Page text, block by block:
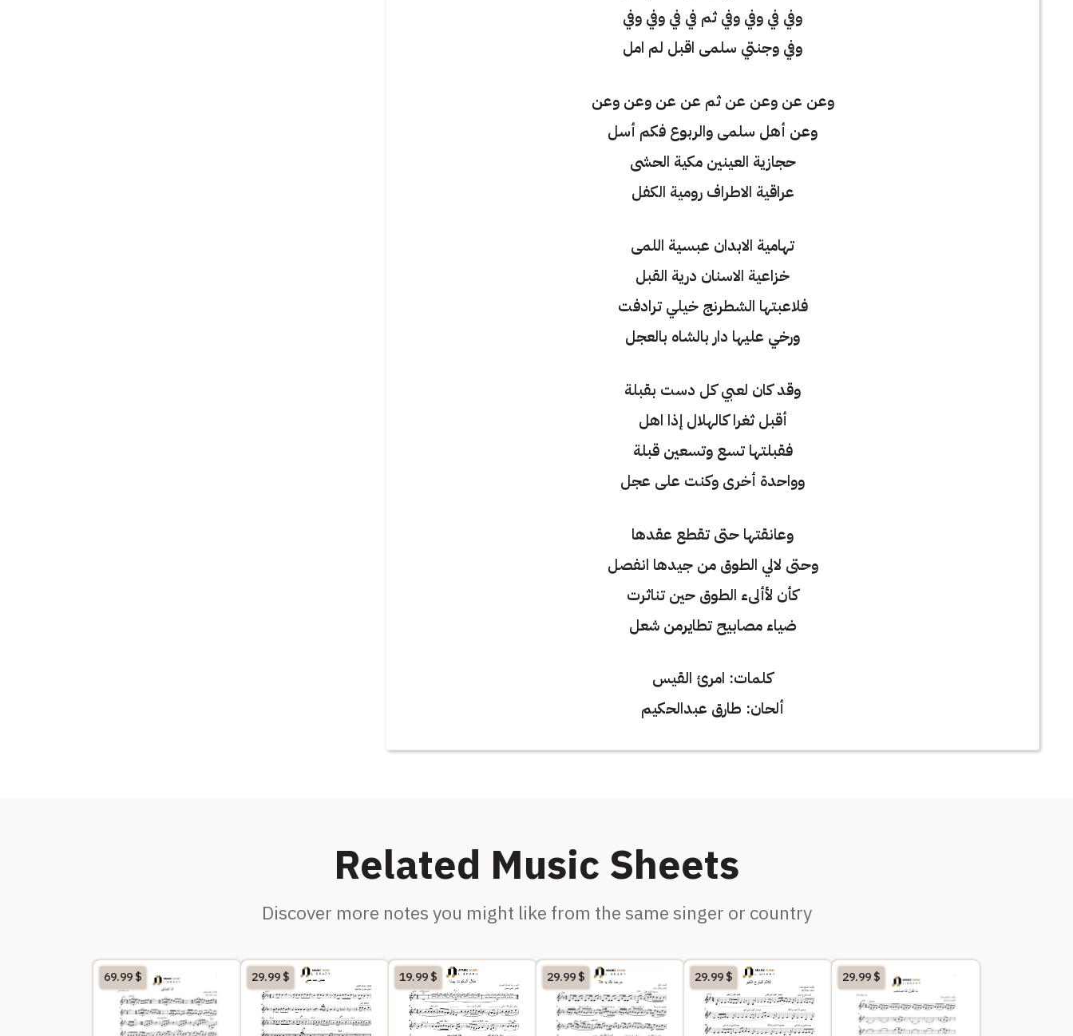
وفي في وفي وفي ثم في في وفي وفي
وفي وجنتي سلمى اقبل لم امل
وعن عن وعن عن ثم عن عن وعن وعن
وعن أهل سلمى والربوع فكم أسل
حجازية العينين مكية الحشى
عراقية الاطراف رومية الكفل
تهامية الابدان عبسية اللمى
خزاعية الاسنان درية القبل
فلاعبتها الشطرنج خيلي ترادفت
ورخي عليها دار بالشاه بالعجل
وقد كان لعبي كل دست بقبلة
أقبل ثغرا كالهلال إذا اهل
فقبلتها تسع وتسعين قبلة
وواحدة أخرى وكنت على عجل
وعانقتها حتى تقطع عقدها
وحتى لالي الطوق من جيدها انفصل
كأن لأألىء الطوق حين تناثرت
ضياء مصابيح تطايرمن شعل
كلمات: امرئ القيس
ألحان: طارق عبدالحكيم
Related Music Sheets
Discover more notes you might like from the same singer or country
69.99$ 29.99$ 19.99$ 29.99$ 29.99$ 29.99$